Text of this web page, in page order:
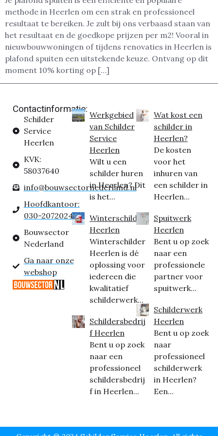
methode in Heerlen om een strak en professioneel
resultaat te bereiken. Je zult bij ons verbaasd staan van
het resultaat en de goedkope prijzen per m2! Vooral in
nieuwbouwwoningen of tijdens renovaties in Heerlen is
plafond spuiten een uitstekende keuze. Ontvang op dit
moment 10% korting op […]
Contactinformatie:
Schilder
Service
Heerlen
KVK:
58037640
info@bouwsectornederland.nl
Hoofdkantoor:
030-2072024
Bouwsector
Nederland
Ga naar onze
webshop
Werkgebied
van Schilder
Service
Heerlen
Wilt u een
schilder huren
in Heerlen? Dit
is het...
Winterschilder
Heerlen
Winterschilder
Heerlen is dé
oplossing voor
iedereen die
kwalitatief
schilderwerk...
Schildersbedrij
f Heerlen
Bent u op zoek
naar een
professioneel
schildersbedrij
f in Heerlen...
Wat kost een
schilder in
Heerlen?
De kosten
voor het
inhuren van
een schilder in
Heerlen...
Spuitwerk
Heerlen
Bent u op zoek
naar een
professionele
partner voor
spuitwerk...
Schilderwerk
Heerlen
Bent u op zoek
naar
professioneel
schilderwerk
in Heerlen?
Een...